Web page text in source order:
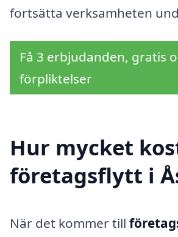
fortsätta verksamheten
Få 3 erbjudanden, gratis
förpliktelser
Hur mycket
företagsflytt i
När det kommer till